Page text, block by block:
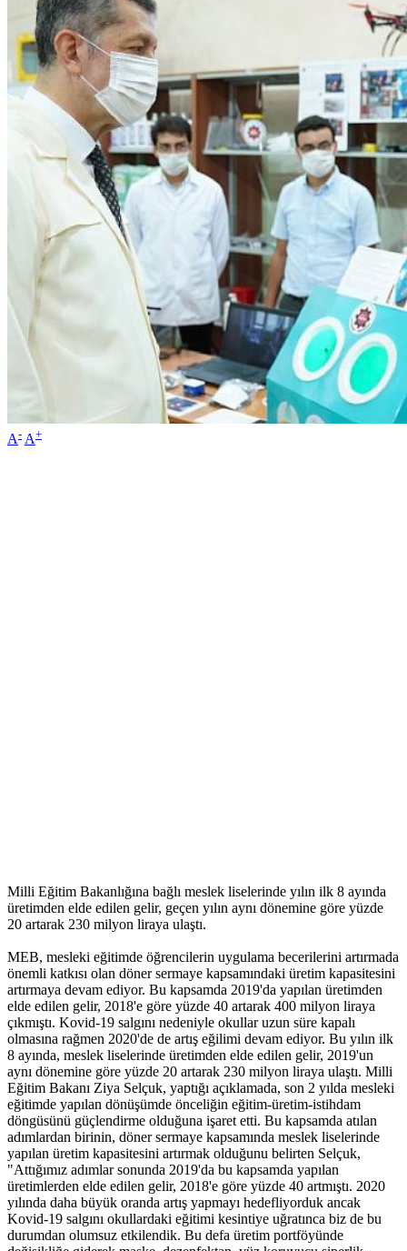
A- A+
Milli Eğitim Bakanlığına bağlı meslek liselerinde yılın ilk 8 ayında
üretimden elde edilen gelir, geçen yılın aynı dönemine göre yüzde
20 artarak 230 milyon liraya ulaştı.
MEB, mesleki eğitimde öğrencilerin uygulama becerilerini artırmada
önemli katkısı olan döner sermaye kapsamındaki üretim kapasitesini
artırmaya devam ediyor. Bu kapsamda 2019'da yapılan üretimden
elde edilen gelir, 2018'e göre yüzde 40 artarak 400 milyon liraya
çıkmıştı. Kovid-19 salgını nedeniyle okullar uzun süre kapalı
olmasına rağmen 2020'de de artış eğilimi devam ediyor. Bu yılın ilk
8 ayında, meslek liselerinde üretimden elde edilen gelir, 2019'un
aynı dönemine göre yüzde 20 artarak 230 milyon liraya ulaştı. Milli
Eğitim Bakanı Ziya Selçuk, yaptığı açıklamada, son 2 yılda mesleki
eğitimde yapılan dönüşümde önceliğin eğitim-üretim-istihdam
döngüsünü güçlendirme olduğuna işaret etti. Bu kapsamda atılan
adımlardan birinin, döner sermaye kapsamında meslek liselerinde
yapılan üretim kapasitesini artırmak olduğunu belirten Selçuk,
"Attığımız adımlar sonunda 2019'da bu kapsamda yapılan
üretimlerden elde edilen gelir, 2018'e göre yüzde 40 artmıştı. 2020
yılında daha büyük oranda artış yapmayı hedefliyorduk ancak
Kovid-19 salgını okullardaki eğitimi kesintiye uğratınca biz de bu
durumdan olumsuz etkilendik. Bu defa üretim portföyünde